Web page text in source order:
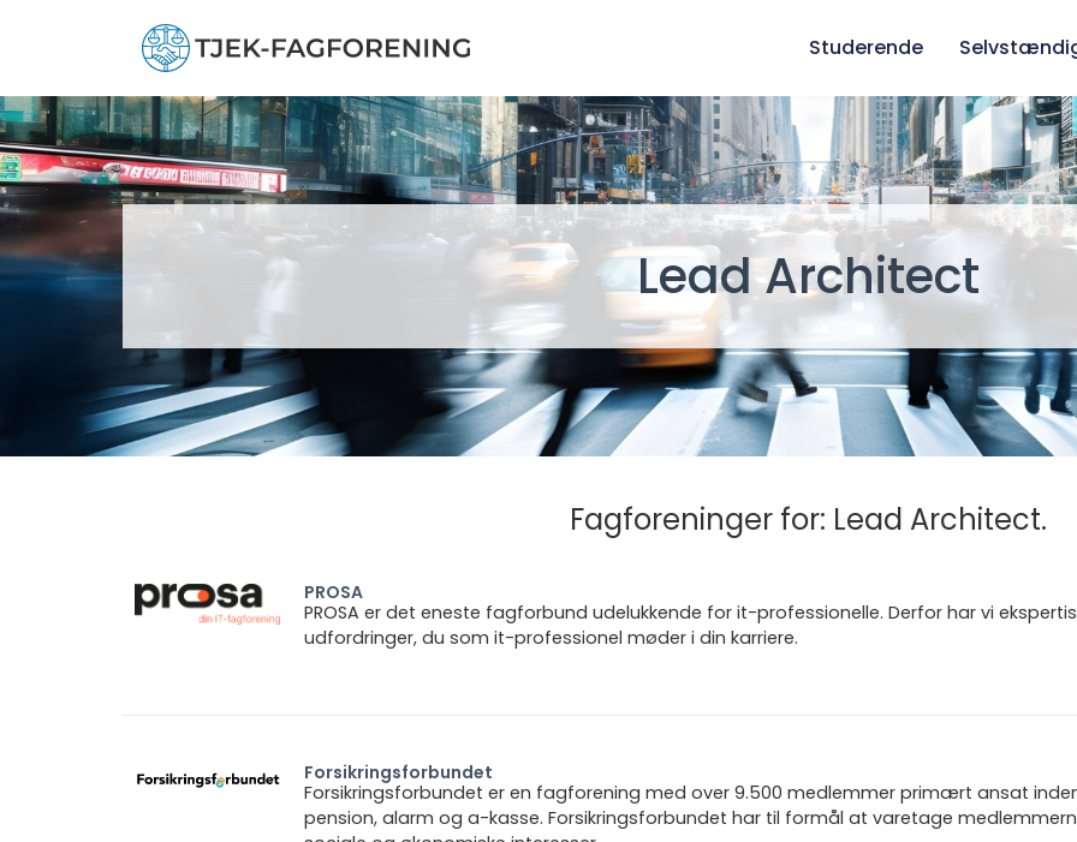
Studerende
Lead Architect
Fagforeninger for: Lead Architect.
PROSA
PROSA er det eneste fagforbund udelukkende for it-professionelle. Derfor har vi
udfordringer, du som it-professionel møder i din karriere.
Forsikringsforbundet
Forsikringsforbundet er en fagforening med over 9.500 medlemmer primært ansat
pension, alarm og a-kasse. Forsikringsforbundet har til formål at varetage